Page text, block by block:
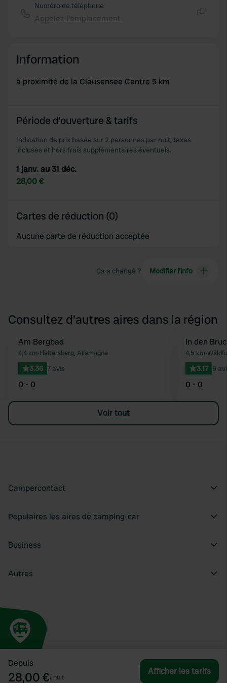
Depuis
28,00 €/ nuit
Afficher les tarifs
Numéro de téléphone
Information
à proximité de la Clausensee Centre 5 km
Période d'ouverture & tarifs
Indication de prix basée sur 2 personnes par nuit, taxes
incluses et hors frais supplémentaires éventuels.
1 janv. au 31 déc.
28,00 €
Cartes de réduction (0)
Aucune carte de réduction acceptée
Ça a changé ? Modifier l’info
Consultez d'autres aires dans la région
Préféré
Am Bergbad
4,4 km•Heltersberg, Allemagne
3.36 7 avis
0 - 0
In den
4,5 km•
3.17 9
0 - 0
Voir tout
Campercontact
Populaires les aires de camping-car
Business
Autres